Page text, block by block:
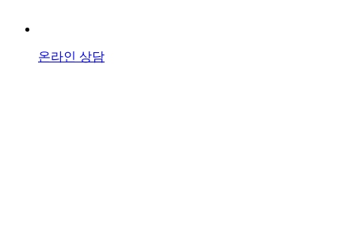
온라인 상담